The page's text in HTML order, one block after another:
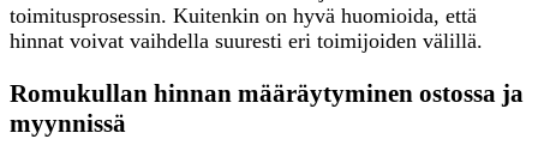
toimitusprosessin. Kuitenkin on hyvä huomioida, että
hinnat voivat vaihdella suuresti eri toimijoiden välillä.
Romukullan hinnan määräytyminen ostossa ja
myynnissä